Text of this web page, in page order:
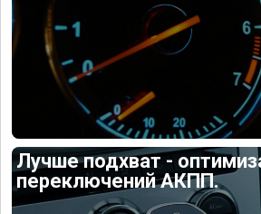
Лучше подхват -
переключений АКПП.